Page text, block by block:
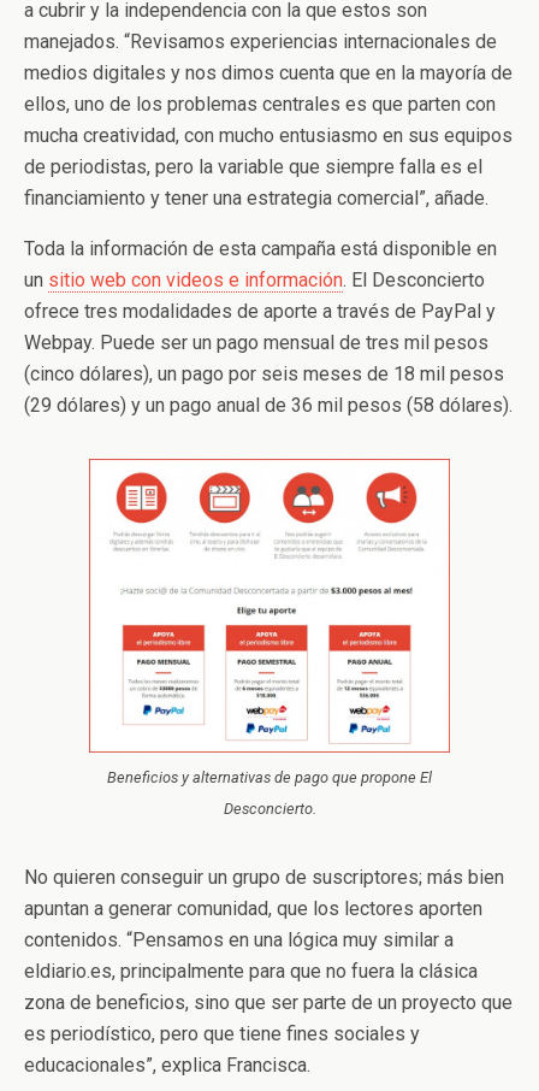
a cubrir y la independencia con la que estos son
manejados. “Revisamos experiencias internacionales de
medios digitales y nos dimos cuenta que en la mayoría de
ellos, uno de los problemas centrales es que parten con
mucha creatividad, con mucho entusiasmo en sus equipos
de periodistas, pero la variable que siempre falla es el
financiamiento y tener una estrategia comercial”, añade.
Toda la información de esta campaña está disponible en
un sitio web con videos e información. El Desconcierto
ofrece tres modalidades de aporte a través de PayPal y
Webpay. Puede ser un pago mensual de tres mil pesos
(cinco dólares), un pago por seis meses de 18 mil pesos
(29 dólares) y un pago anual de 36 mil pesos (58 dólares).
Beneficios y alternativas de pago que propone El
Desconcierto.
No quieren conseguir un grupo de suscriptores; más bien
apuntan a generar comunidad, que los lectores aporten
contenidos. “Pensamos en una lógica muy similar a
eldiario.es, principalmente para que no fuera la clásica
zona de beneficios, sino que ser parte de un proyecto que
es periodístico, pero que tiene fines sociales y
educacionales”, explica Francisca.